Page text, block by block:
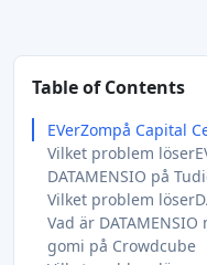
Table of Contents
EVerZompå Capital
Vilket problem
DATAMENSIO på
Vilket problem
Vad är
gomi på Crowdcube